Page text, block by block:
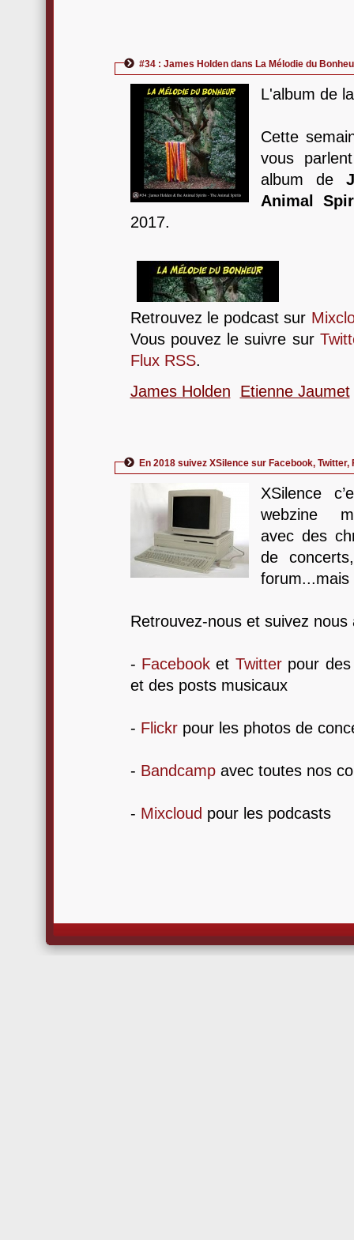
#34 : James Holden dans La Mélodie du
L'album de
Cette
vous
album de
Animal
2017.
Retrouvez le podcast sur
Vous pouvez le suivre sur
Flux RSS.
James Holden
Etienne Jaumet
En 2018 suivez XSilence sur Facebook,
XSilence
webzine
avec des
de
forum...mais
Retrouvez-nous et suivez nous
- Facebooket Twitterpour des
et des posts musicaux
- Flickrpour les photos de
- Bandcampavec toutes nos
- Mixcloud pour les podcasts